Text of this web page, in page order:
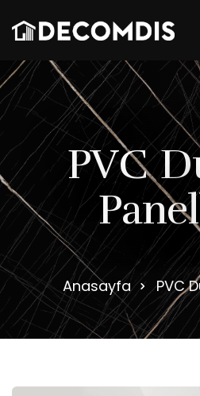
PVC D
Panel
Anasayfa PVC